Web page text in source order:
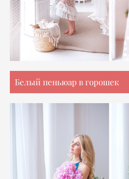
Белый пеньюар в горошек